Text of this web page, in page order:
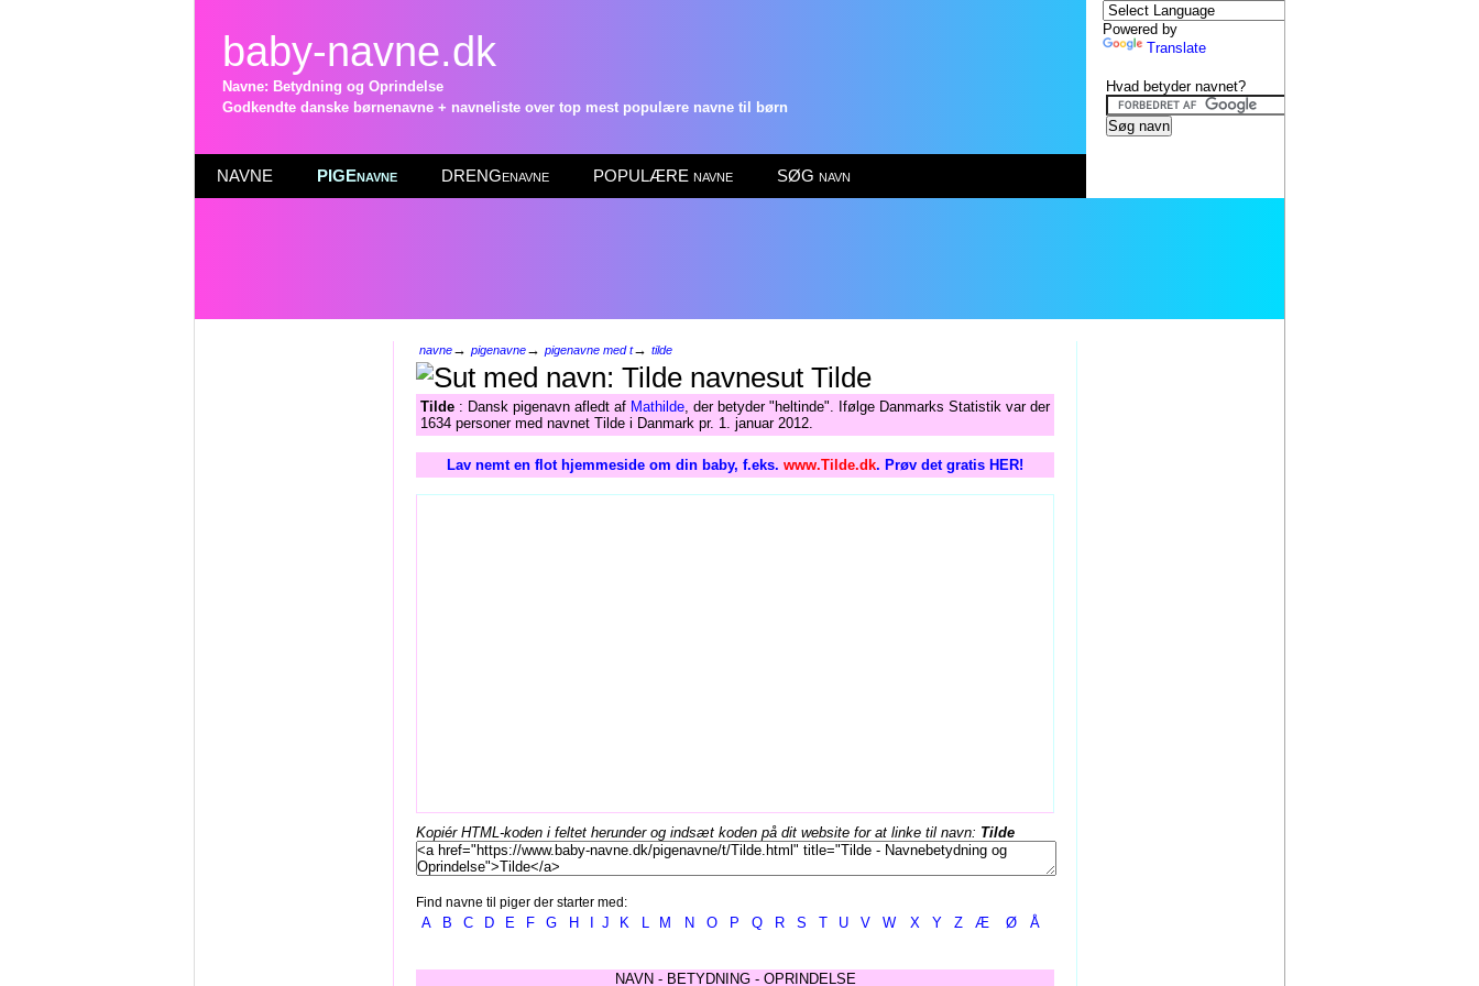
baby-navne.dk
Navne: Betydning og Oprindelse
Godkendte danske børnenavne + navneliste over top mest populære navne til børn
NAVNE PIGEnavne DRENGenavne POPULÆRE navne SØG navn
navne→ pigenavne→ pigenavne med t→ tilde
Tilde
Tilde : Dansk pigenavn afledt af Mathilde, der betyder "heltinde". Ifølge Danmarks Statistik var der
1634 personer med navnet Tilde i Danmark pr. 1. januar 2012.
Lav nemt en flot hjemmeside om din baby, f.eks. www.Tilde.dk. Prøv det gratis HER!
Kopiér HTML-koden i feltet herunder og indsæt koden på dit website for at linke til navn: Tilde
Find navne til piger der starter med:
A B C D E F G H J K L M N O P Q R S T U V W X Y Z Æ Ø Å
NAVN - BETYDNING - OPRINDELSE
Powered by
Translate
Hvad betyder navnet?